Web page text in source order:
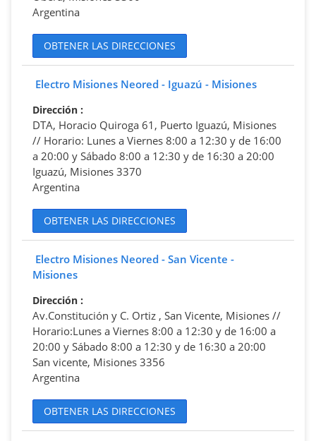
Argentina
OBTENER LAS DIRECCIONES
Electro Misiones Neored - Iguazú - Misiones
Dirección :
DTA, Horacio Quiroga 61, Puerto Iguazú, Misiones
// Horario: Lunes a Viernes 8:00 a 12:30 y de 16:00
a 20:00 y Sábado 8:00 a 12:30 y de 16:30 a 20:00
Iguazú, Misiones 3370
Argentina
OBTENER LAS DIRECCIONES
Electro Misiones Neored - San Vicente -
Misiones
Dirección :
Av.Constitución y C. Ortiz , San Vicente, Misiones //
Horario:Lunes a Viernes 8:00 a 12:30 y de 16:00 a
20:00 y Sábado 8:00 a 12:30 y de 16:30 a 20:00
San vicente, Misiones 3356
Argentina
OBTENER LAS DIRECCIONES